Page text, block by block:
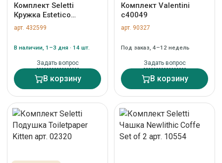
Комплект Seletti
Кружка Estetico
Quotidiano The Mug
арт. 10575
арт. 432599
В наличии, 1–3 дня · 14 шт.
Задать вопрос
В корзину
Комплект Valentini
c40049
арт. 90327
Под заказ, 4–12 недель
Задать вопрос
В корзину